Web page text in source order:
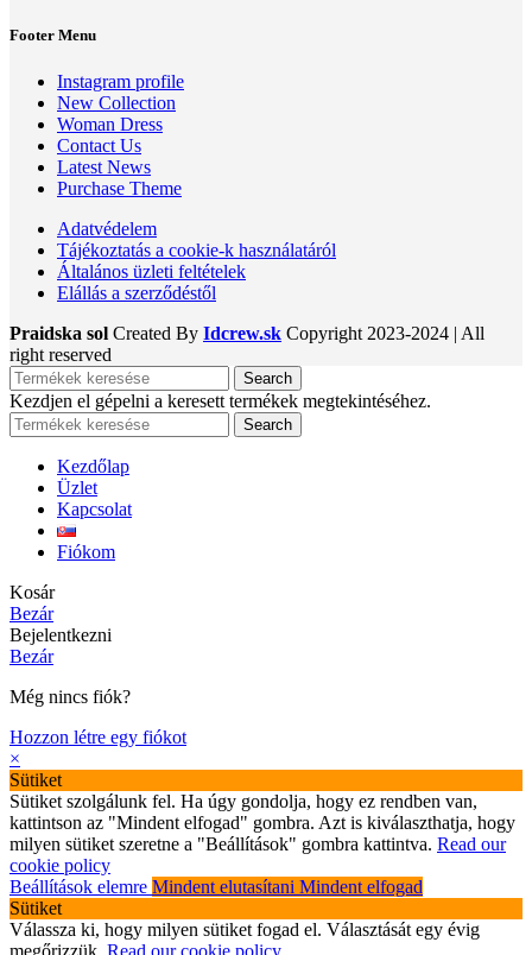
Footer Menu
Instagram profile
New Collection
Woman Dress
Contact Us
Latest News
Purchase Theme
Adatvédelem
Tájékoztatás a cookie-k használatáról
Általános üzleti feltételek
Elállás a szerződéstől
Praidska sol Created By Idcrew.sk Copyright 2023-2024 | All
right reserved
Search
Kezdjen el gépelni a keresett termékek megtekintéséhez.
Search
Kezdőlap
Üzlet
Kapcsolat
Fiókom
Kosár
Bezár
Bejelentkezni
Bezár
Még nincs fiók?
Hozzon létre egy fiókot
×
Sütiket
Sütiket szolgálunk fel. Ha úgy gondolja, hogy ez rendben van,
kattintson az "Mindent elfogad" gombra. Azt is kiválaszthatja, hogy
milyen sütiket szeretne a "Beállítások" gombra kattintva. Read our
cookie policy
Beállítások elemre Mindent elutasítani Mindent elfogad
Sütiket
Válassza ki, hogy milyen sütiket fogad el. Választását egy évig
megőrizzük. Read our cookie policy